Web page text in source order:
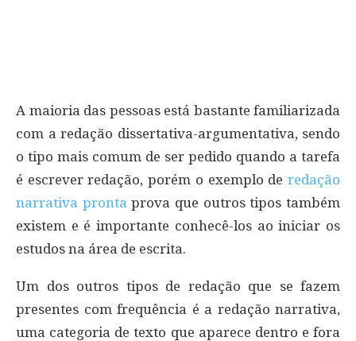
A maioria das pessoas está bastante familiarizada
com a redação dissertativa-argumentativa, sendo
o tipo mais comum de ser pedido quando a tarefa
é escrever redação, porém o exemplo de redação
narrativa pronta prova que outros tipos também
existem e é importante conhecê-los ao iniciar os
estudos na área de escrita.
Um dos outros tipos de redação que se fazem
presentes com frequência é a redação narrativa,
uma categoria de texto que aparece dentro e fora